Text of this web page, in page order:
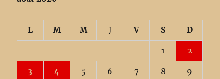
L M M J V S D
1 2
3 4 5 6 7 8 9